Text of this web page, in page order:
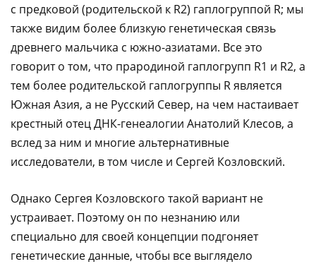
с предковой (родительской к R2) гаплогруппой R; мы
также видим более близкую генетическая связь
древнего мальчика с южно-азиатами. Все это
говорит о том, что прародиной гаплогрупп R1 и R2, а
тем более родительской гаплогруппы R является
Южная Азия, а не Русский Север, на чем настаивает
крестный отец ДНК-генеалогии Анатолий Клесов, а
вслед за ним и многие альтернативные
исследователи, в том числе и Сергей Козловский.
Однако Сергея Козловского такой вариант не
устраивает. Поэтому он по незнанию или
специально для своей концепции подгоняет
генетические данные, чтобы все выглядело